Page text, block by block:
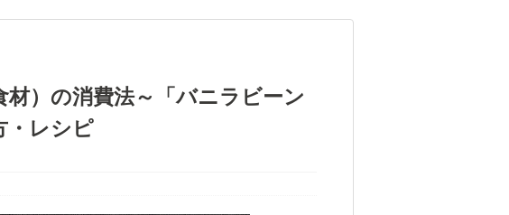
）の消費法～「バニラビーン
・レシピ